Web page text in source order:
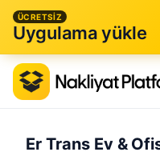
ÜCRETSİZ
Uygulama yükle
Er Trans Ev &